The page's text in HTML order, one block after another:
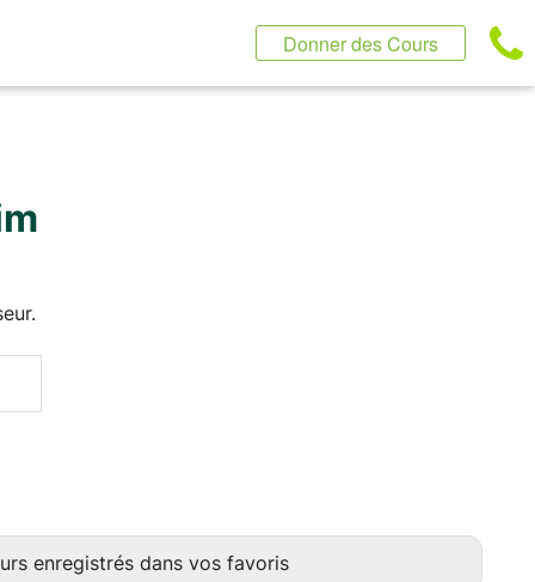
Donner des Cours
enregistrés dans vos favoris